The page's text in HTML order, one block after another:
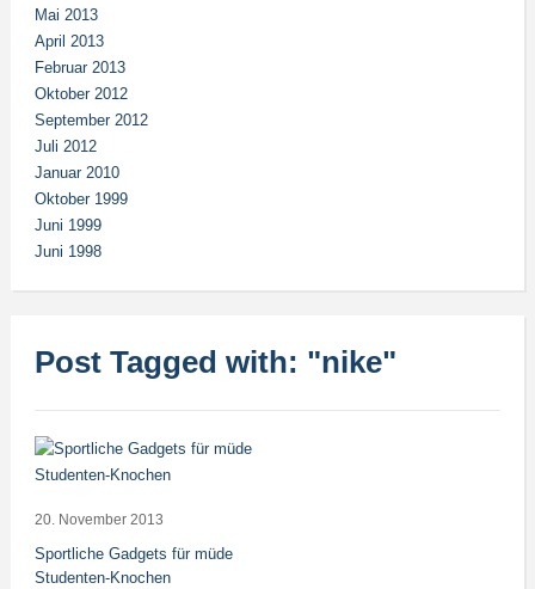
Mai 2013
April 2013
Februar 2013
Oktober 2012
September 2012
Juli 2012
Januar 2010
Oktober 1999
Juni 1999
Juni 1998
Post Tagged with: "nike"
20. November 2013
Sportliche Gadgets für müde
Studenten-Knochen